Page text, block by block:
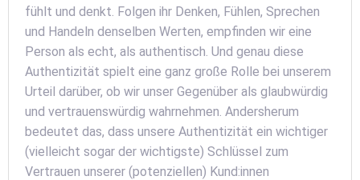
fühlt und denkt. Folgen ihr Denken, Fühlen, Sprechen
und Handeln denselben Werten, empfinden wir eine
Person als echt, als authentisch. Und genau diese
Authentizität spielt eine ganz große Rolle bei unserem
Urteil darüber, ob wir unser Gegenüber als glaubwürdig
und vertrauenswürdig wahrnehmen. Andersherum
bedeutet das, dass unsere Authentizität ein wichtiger
(vielleicht sogar der wichtigste) Schlüssel zum
Vertrauen unserer (potenziellen) Kund:innen